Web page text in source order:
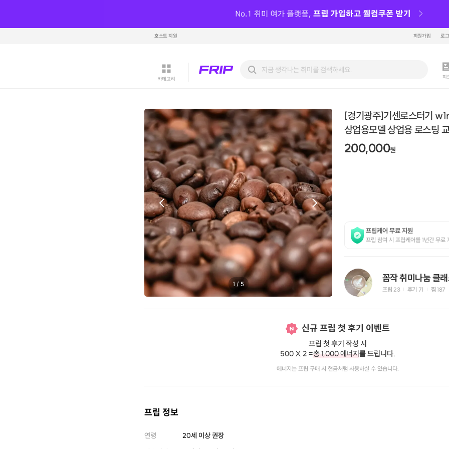
호스트 지원 회원가입 로
카테고리 피
1 / 5
[경기광주]기센로스터기
상업용모델 상업용 로스팅
200,000원
프립케어 무료 지원
프립 참여 시 프립케어를 1년간 무료
꼼작 취미나눔 클
프립 23 후기 71 찜 187
신규 프립 첫 후기 이벤트
프립 첫 후기 작성 시
500 X 2 =총 1,000 에너지를 드립니다.
에너지는 프립 구매 시 현금처럼 사용하실 수 있습니다.
프립 정보
연령
20세 이상 권장